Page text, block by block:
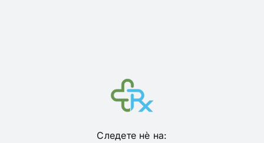
Следете нѐ на: